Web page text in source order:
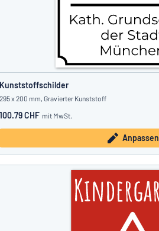
Kunststoffschilder
295 x 200 mm, Gravierter Kunststoff
100.79 CHF mit MwSt.
Anpassen